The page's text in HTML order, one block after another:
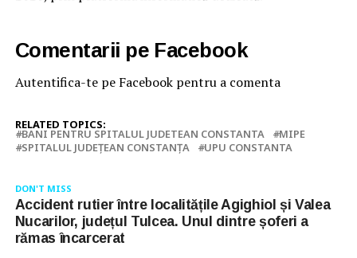
Comentarii pe Facebook
Autentifica-te pe Facebook pentru a comenta
RELATED TOPICS:
BANI PENTRU SPITALUL JUDETEAN CONSTANTA
MIPE
SPITALUL JUDEŢEAN CONSTANŢA
UPU CONSTANTA
DON'T MISS
Accident rutier între localitățile Agighiol și Valea
Nucarilor, județul Tulcea. Unul dintre șoferi a
rămas încarcerat